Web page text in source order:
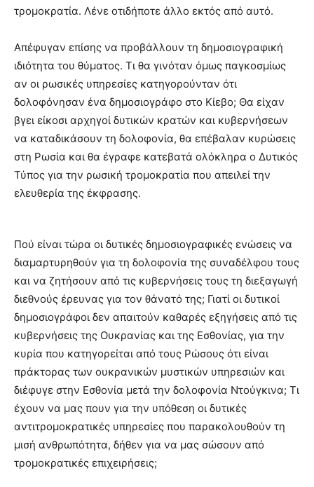
τρομοκρατία. Λένε οτιδήποτε άλλο εκτός από αυτό.
Απέφυγαν επίσης να προβάλλουν τη δημοσιογραφική
ιδιότητα του θύματος. Τι θα γινόταν όμως παγκοσμίως
αν οι ρωσικές υπηρεσίες κατηγορούνταν ότι
δολοφόνησαν ένα δημοσιογράφο στο Κίεβο; Θα είχαν
βγει είκοσι αρχηγοί δυτικών κρατών και κυβερνήσεων
να καταδικάσουν τη δολοφονία, θα επέβαλαν κυρώσεις
στη Ρωσία και θα έγραφε κατεβατά ολόκληρα ο Δυτικός
Τύπος για την ρωσική τρομοκρατία που απειλεί την
ελευθερία της έκφρασης.
Πού είναι τώρα οι δυτικές δημοσιογραφικές ενώσεις να
διαμαρτυρηθούν για τη δολοφονία της συναδέλφου τους
και να ζητήσουν από τις κυβερνήσεις τους τη διεξαγωγή
διεθνούς έρευνας για τον θάνατό της; Γιατί οι δυτικοί
δημοσιογράφοι δεν απαιτούν καθαρές εξηγήσεις από τις
κυβερνήσεις της Ουκρανίας και της Εσθονίας, για την
κυρία που κατηγορείται από τους Ρώσους ότι είναι
πράκτορας των ουκρανικών μυστικών υπηρεσιών και
διέφυγε στην Εσθονία μετά την δολοφονία Ντούγκινα; Τι
έχουν να μας πουν για την υπόθεση οι δυτικές
αντιτρομοκρατικές υπηρεσίες που παρακολουθούν τη
μισή ανθρωπότητα, δήθεν για να μας σώσουν από
τρομοκρατικές επιχειρήσεις;